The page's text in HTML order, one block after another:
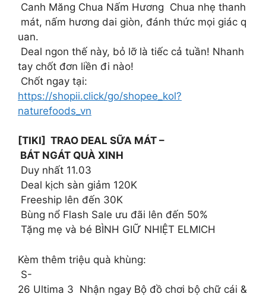
Canh Măng Chua Nấm Hương Chua nhẹ thanh
mát, nấm hương dai giòn, đánh thức mọi giác q
uan.
Deal ngon thế này, bỏ lỡ là tiếc cả tuần! Nhanh
tay chốt đơn liền đi nào!
Chốt ngay tại:
https://shopii.click/go/shopee_kol?
naturefoods_vn
[TIKI] TRAO DEAL SỮA MÁT –
BÁT NGÁT QUÀ XINH
Duy nhất 11.03
Deal kịch sàn giảm 120K
Freeship lên đến 30K
Bùng nổ Flash Sale ưu đãi lên đến 50%
Tặng mẹ và bé BÌNH GIỮ NHIỆT ELMICH
Kèm thêm triệu quà khùng:
S-
26 Ultima 3 Nhận ngay Bộ đồ chơi bộ chữ cái &